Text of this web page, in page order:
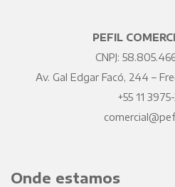
PEFIL
CNPJ:
Av. Gal Edgar Facó, 244 –
+55 11
Onde estamos